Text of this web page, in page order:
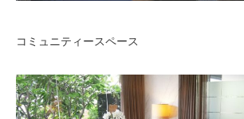
コミュニティースペース